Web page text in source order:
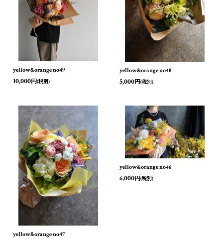
yellow&orange no49
10,000円(税別)
yellow&orange no48
5,000円(税別)
yellow&orange no47
yellow&orange no46
6,000円(税別)